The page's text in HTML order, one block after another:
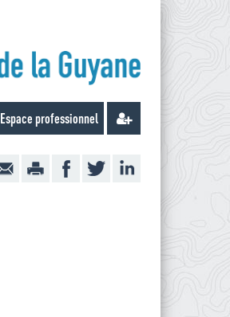
Espace professionnel